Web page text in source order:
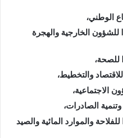
الوطني،
الخارجية والهجرة
للصحة،
والتخطيط،
الاجتماعية،
الصادرات،
والموارد المائية والصيد